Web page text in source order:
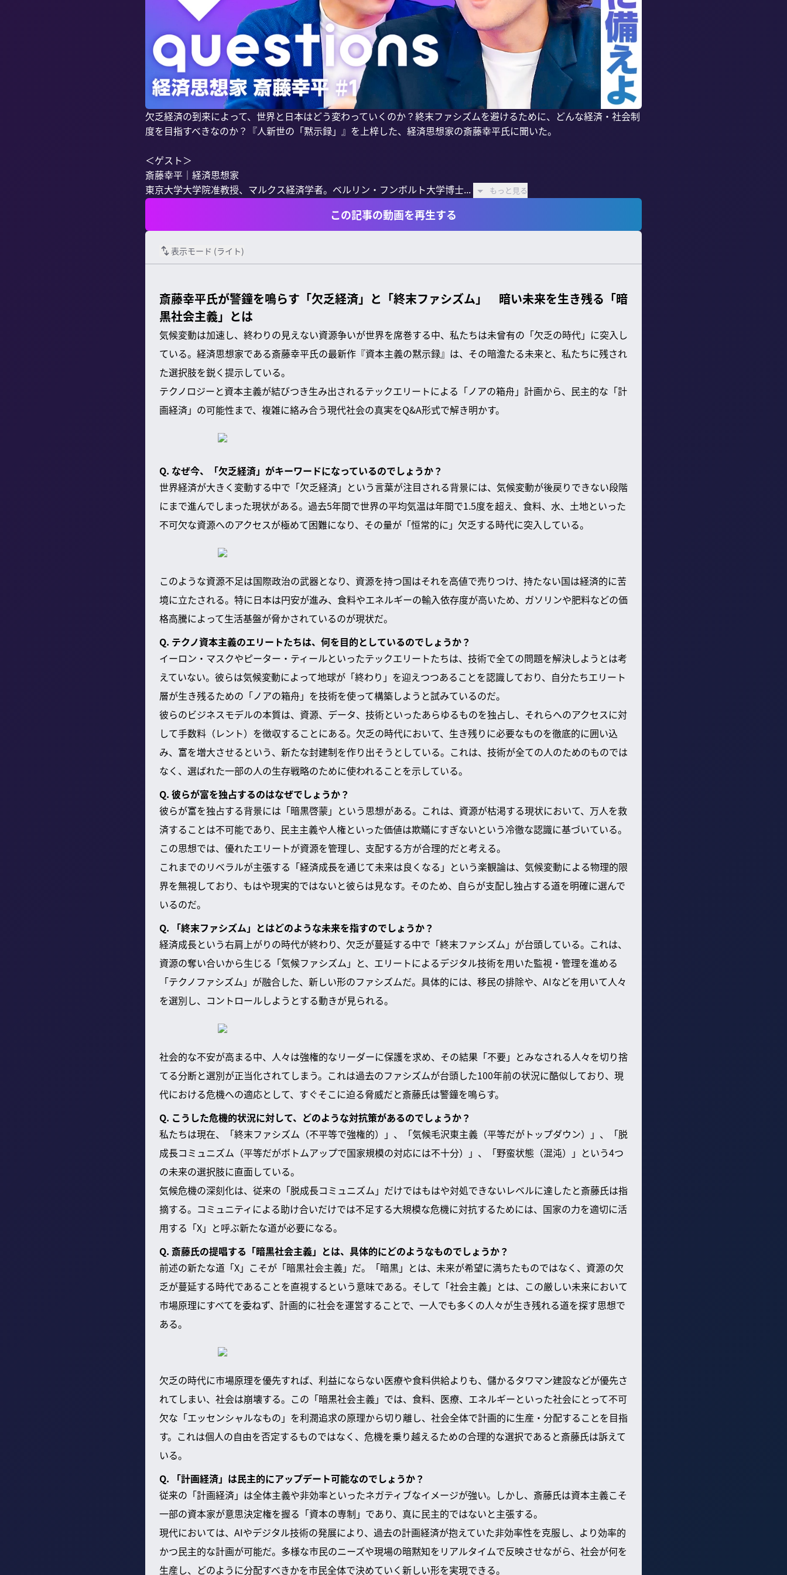
欠乏経済の到来によって、世界と日本はどう変わっていくのか？終末ファシズムを避けるために、どんな経済・社会制
度を目指すべきなのか？『人新世の「黙示録」』を上梓した、経済思想家の斎藤幸平氏に聞いた。
＜ゲスト＞
斎藤幸平｜経済思想家
東京大学大学院准教授、マルクス経済学者。ベルリン・フンボルト大学博士...
もっと見る
この記事の動画を再生する
表示モード (ライト)
斎藤幸平氏が警鐘を鳴らす「欠乏経済」と「終末ファシズム」 暗い未来を生き残る「暗
黒社会主義」とは
気候変動は加速し、終わりの見えない資源争いが世界を席巻する中、私たちは未曾有の「欠乏の時代」に突入し
ている。経済思想家である斎藤幸平氏の最新作『資本主義の黙示録』は、その暗澹たる未来と、私たちに残され
た選択肢を鋭く提示している。
テクノロジーと資本主義が結びつき生み出されるテックエリートによる「ノアの箱舟」計画から、民主的な「計
画経済」の可能性まで、複雑に絡み合う現代社会の真実をQ&A形式で解き明かす。
Q. なぜ今、「欠乏経済」がキーワードになっているのでしょうか？
世界経済が大きく変動する中で「欠乏経済」という言葉が注目される背景には、気候変動が後戻りできない段階
にまで進んでしまった現状がある。過去5年間で世界の平均気温は年間で1.5度を超え、食料、水、土地といった
不可欠な資源へのアクセスが極めて困難になり、その量が「恒常的に」欠乏する時代に突入している。
このような資源不足は国際政治の武器となり、資源を持つ国はそれを高値で売りつけ、持たない国は経済的に苦
境に立たされる。特に日本は円安が進み、食料やエネルギーの輸入依存度が高いため、ガソリンや肥料などの価
格高騰によって生活基盤が脅かされているのが現状だ。
Q. テクノ資本主義のエリートたちは、何を目的としているのでしょうか？
イーロン・マスクやピーター・ティールといったテックエリートたちは、技術で全ての問題を解決しようとは考
えていない。彼らは気候変動によって地球が「終わり」を迎えつつあることを認識しており、自分たちエリート
層が生き残るための「ノアの箱舟」を技術を使って構築しようと試みているのだ。
彼らのビジネスモデルの本質は、資源、データ、技術といったあらゆるものを独占し、それらへのアクセスに対
して手数料（レント）を徴収することにある。欠乏の時代において、生き残りに必要なものを徹底的に囲い込
み、富を増大させるという、新たな封建制を作り出そうとしている。これは、技術が全ての人のためのものでは
なく、選ばれた一部の人の生存戦略のために使われることを示している。
Q. 彼らが富を独占するのはなぜでしょうか？
彼らが富を独占する背景には「暗黒啓蒙」という思想がある。これは、資源が枯渇する現状において、万人を救
済することは不可能であり、民主主義や人権といった価値は欺瞞にすぎないという冷徹な認識に基づいている。
この思想では、優れたエリートが資源を管理し、支配する方が合理的だと考える。
これまでのリベラルが主張する「経済成長を通じて未来は良くなる」という楽観論は、気候変動による物理的限
界を無視しており、もはや現実的ではないと彼らは見なす。そのため、自らが支配し独占する道を明確に選んで
いるのだ。
Q. 「終末ファシズム」とはどのような未来を指すのでしょうか？
経済成長という右肩上がりの時代が終わり、欠乏が蔓延する中で「終末ファシズム」が台頭している。これは、
資源の奪い合いから生じる「気候ファシズム」と、エリートによるデジタル技術を用いた監視・管理を進める
「テクノファシズム」が融合した、新しい形のファシズムだ。具体的には、移民の排除や、AIなどを用いて人々
を選別し、コントロールしようとする動きが見られる。
社会的な不安が高まる中、人々は強権的なリーダーに保護を求め、その結果「不要」とみなされる人々を切り捨
てる分断と選別が正当化されてしまう。これは過去のファシズムが台頭した100年前の状況に酷似しており、現
代における危機への適応として、すぐそこに迫る脅威だと斎藤氏は警鐘を鳴らす。
Q. こうした危機的状況に対して、どのような対抗策があるのでしょうか？
私たちは現在、「終末ファシズム（不平等で強権的）」、「気候毛沢東主義（平等だがトップダウン）」、「脱
成長コミュニズム（平等だがボトムアップで国家規模の対応には不十分）」、「野蛮状態（混沌）」という4つ
の未来の選択肢に直面している。
気候危機の深刻化は、従来の「脱成長コミュニズム」だけではもはや対処できないレベルに達したと斎藤氏は指
摘する。コミュニティによる助け合いだけでは不足する大規模な危機に対抗するためには、国家の力を適切に活
用する「X」と呼ぶ新たな道が必要になる。
Q. 斎藤氏の提唱する「暗黒社会主義」とは、具体的にどのようなものでしょうか？
前述の新たな道「X」こそが「暗黒社会主義」だ。「暗黒」とは、未来が希望に満ちたものではなく、資源の欠
乏が蔓延する時代であることを直視するという意味である。そして「社会主義」とは、この厳しい未来において
市場原理にすべてを委ねず、計画的に社会を運営することで、一人でも多くの人々が生き残れる道を探す思想で
ある。
欠乏の時代に市場原理を優先すれば、利益にならない医療や食料供給よりも、儲かるタワマン建設などが優先さ
れてしまい、社会は崩壊する。この「暗黒社会主義」では、食料、医療、エネルギーといった社会にとって不可
欠な「エッセンシャルなもの」を利潤追求の原理から切り離し、社会全体で計画的に生産・分配することを目指
す。これは個人の自由を否定するものではなく、危機を乗り越えるための合理的な選択であると斎藤氏は訴えて
いる。
Q. 「計画経済」は民主的にアップデート可能なのでしょうか？
従来の「計画経済」は全体主義や非効率といったネガティブなイメージが強い。しかし、斎藤氏は資本主義こそ
一部の資本家が意思決定権を握る「資本の専制」であり、真に民主的ではないと主張する。
現代においては、AIやデジタル技術の発展により、過去の計画経済が抱えていた非効率性を克服し、より効率的
かつ民主的な計画が可能だ。多様な市民のニーズや現場の暗黙知をリアルタイムで反映させながら、社会が何を
生産し、どのように分配すべきかを市民全体で決めていく新しい形を実現できる。